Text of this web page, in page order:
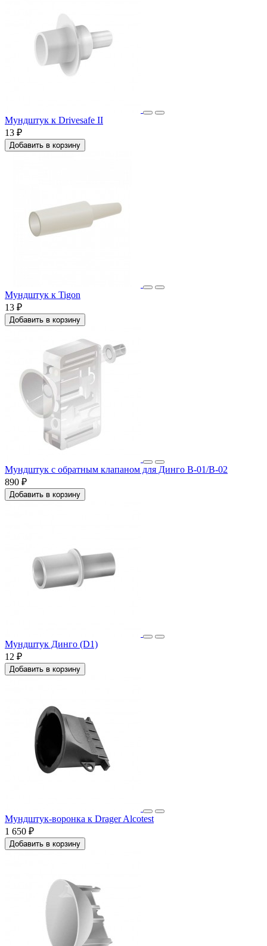
Мундштук к Drivesafe II
13 ₽
Добавить в корзину
Мундштук к Tigon
13 ₽
Добавить в корзину
Мундштук с обратным клапаном для Динго В-01/В-02
890 ₽
Добавить в корзину
Мундштук Динго (D1)
12 ₽
Добавить в корзину
Мундштук-воронка к Drager Alcotest
1 650 ₽
Добавить в корзину